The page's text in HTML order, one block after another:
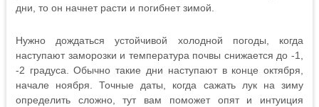
дни, то он начнет расти и погибнет зимой.
Нужно дождаться устойчивой холодной погоды, когда
наступают заморозки и температура почвы снижается до -1,
-2 градуса. Обычно такие дни наступают в конце октября,
начале ноября. Точные даты, когда сажать лук на зиму
определить сложно, тут вам поможет опят и интуиция